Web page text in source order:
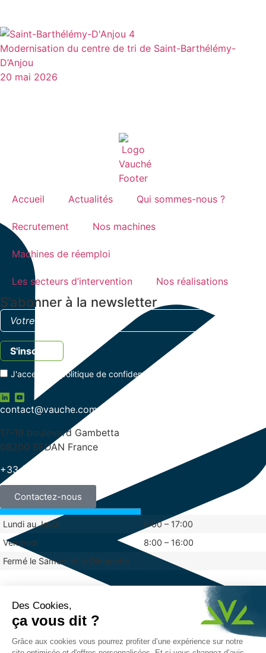
Modernisation du centre de tri de Saint-Barthélémy-
D’Anjou
20 mai 2026
Accueil Actualités Qui sommes-nous ?
Recrutement Nos machines
Machines de réemploi
Les secteurs d’intervention Nos réalisations
S’abonner à la newsletter
J'accepte la politique de confidentialité
contact@vauche.com
17-19 boulevard Gambetta
08200 SEDAN France
+33 (0)3 24 29 03 50
Contactez-nous
Lundi au Jeudi
8:00 – 17:00
Vendredi
8:00 – 16:00
Fermé le Samedi et le Dimanche
Politique de confidentialité
© 2024 Vauché Réalisé par Graphik Impact